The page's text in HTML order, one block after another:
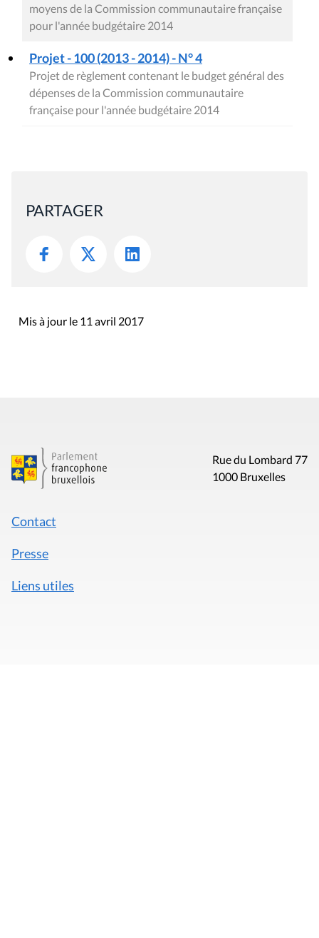
moyens de la Commission communautaire française
pour l'année budgétaire 2014
Projet - 100 (2013 - 2014) - N° 4
Projet de règlement contenant le budget général des
dépenses de la Commission communautaire
française pour l'année budgétaire 2014
PARTAGER
Mis à jour le 11 avril 2017
Rue du Lombard 77
1000 Bruxelles
Contact
Presse
Liens utiles